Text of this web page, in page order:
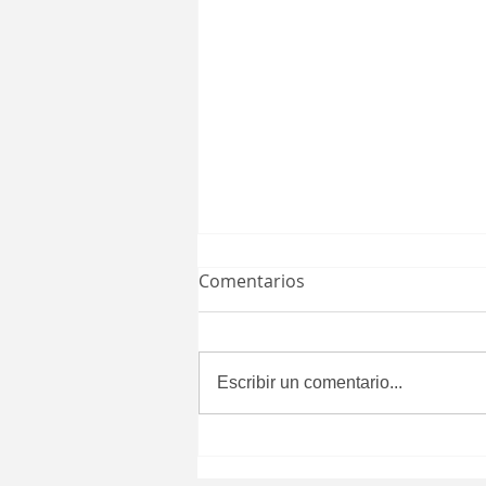
Comentarios
Escribir un comentario...